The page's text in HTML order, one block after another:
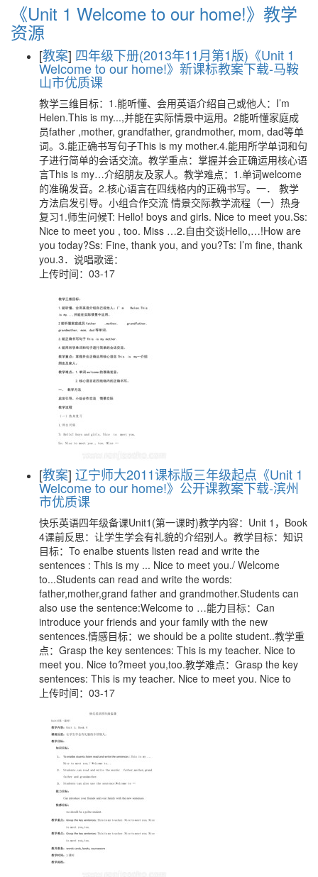
《Unit 1 Welcome to our home!》教学
资源
[教案] 四年级下册(2013年11月第1版)《Unit 1
Welcome to our home!》新课标教案下载-马鞍
山市优质课
教学三维目标：1.能听懂、会用英语介绍自己或他人：I’m
Helen.This is my...,并能在实际情景中运用。2能听懂家庭成
员father ,mother, grandfather, grandmother, mom, dad等单
词。3.能正确书写句子This is my mother.4.能用所学单词和句
子进行简单的会话交流。教学重点：掌握并会正确运用核心语
言This is my…介绍朋友及家人。教学难点：1.单词welcome
的准确发音。2.核心语言在四线格内的正确书写。一． 教学
方法启发引导。小组合作交流 情景交际教学流程（一）热身
复习1.师生问候T: Hello! boys and girls. Nice to meet you.Ss:
Nice to meet you , too. Miss …2.自由交谈Hello,…!How are
you today?Ss: Fine, thank you, and you?Ts: I’m fine, thank
you.3．说唱歌谣：
上传时间：03-17
[教案] 辽宁师大2011课标版三年级起点《Unit 1
Welcome to our home!》公开课教案下载-滨州
市优质课
快乐英语四年级备课Unit1(第一课时)教学内容：Unit 1，Book
4课前反思：让学生学会有礼貌的介绍别人。教学目标：知识
目标：To enalbe stuents listen read and write the
sentences : This is my ... Nice to meet you./ Welcome
to...Students can read and write the words:
father,mother,grand father and grandmother.Students can
also use the sentence:Welcome to …能力目标：Can
introduce your friends and your family with the new
sentences.情感目标：we should be a polite student..教学重
点：Grasp the key sentences: This is my teacher. Nice to
meet you. Nice to?meet you,too.教学难点：Grasp the key
sentences: This is my teacher. Nice to meet you. Nice to
上传时间：03-17